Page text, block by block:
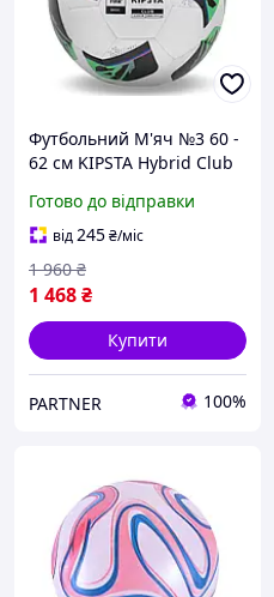
Футбольний М'яч №3 60 -
62 см KIPSTA Hybrid Club
Готово до відправки
від245₴/міс
1 468₴
1 960 ₴
Купити
PARTNER 100%